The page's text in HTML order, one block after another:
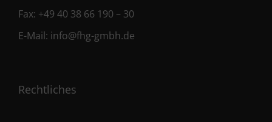
Fax: +49 40 38 66 190 – 30
E-Mail: info@fhg-gmbh.de
Rechtliches